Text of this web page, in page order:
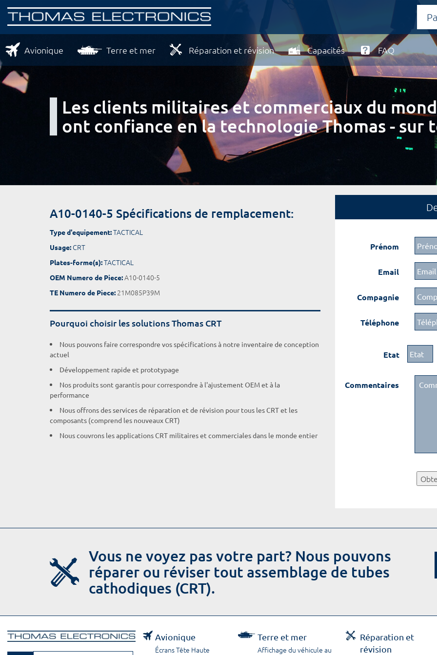
Avionique Terre et mer Réparation et révision Capacités FAQ
Les clients militaires et commerciaux du
ont confiance en la technologie Thomas - sur
A10-0140-5 Spécifications de remplacement:
Type d'equipement:TACTICAL
Usage: CRT
Plates-forme(s):TACTICAL
OEM Numero de Piece:A10-0140-5
TE Numero de Piece: 21M085P39M
Pourquoi choisir les solutions Thomas CRT
Nous pouvons faire correspondre vos spécifications à notre inventaire de conception
actuel
Développement rapide et prototypage
Nos produits sont garantis pour correspondre à l'ajustement OEM et à la
performance
Nous offrons des services de réparation et de révision pour tous les CRT et les
composants (comprend les nouveaux CRT)
Nous couvrons les applications CRT militaires et commerciales dans le monde entier
Prénom
Email
Compagnie
Téléphone
Etat
Commentaires
Vous ne voyez pas votre part? Nous pouvons
réparer ou réviser tout assemblage de tubes
cathodiques (CRT).
Avionique
Écrans Tête Haute
Terre et mer
Affichage du véhicule au
Réparation et
révision